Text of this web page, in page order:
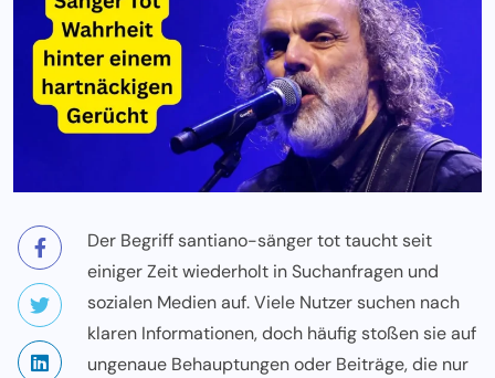
Der Begriffsantiano-sänger tot taucht seit
einiger Zeit wiederholt in Suchanfragen und
sozialen Medien auf. Viele Nutzer suchen nach
klaren Informationen, doch häufig stoßen sie auf
ungenaue Behauptungen oder Beiträge, die nur